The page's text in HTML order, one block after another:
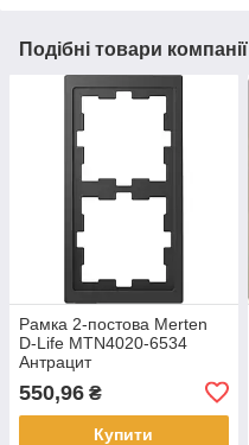
Подібні товари компанії
Рамка 2-постова Merten
D-Life MTN4020-6534
Антрацит
550,96 ₴
Купити